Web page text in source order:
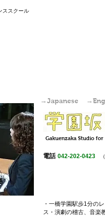
ススクール
→Japanese
Gakuenzaka Studio for
電話 042-202-0423
・一橋学園駅歩1分の
ス・演劇の稽古、 音楽